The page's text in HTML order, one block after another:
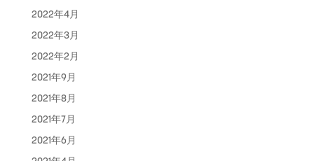
2022年4月
2022年3月
2022年2月
2021年9月
2021年8月
2021年7月
2021年6月